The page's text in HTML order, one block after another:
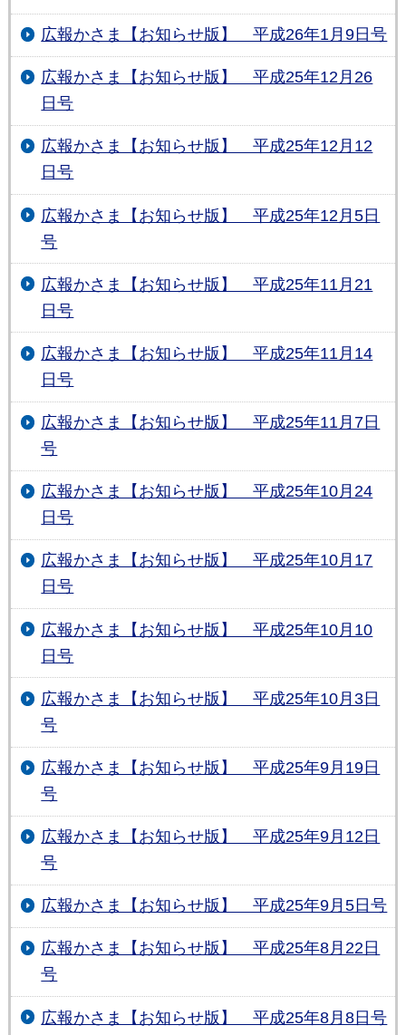
広報かさま【お知らせ版】 平成26年1月9日号
広報かさま【お知らせ版】 平成25年12月26
日号
広報かさま【お知らせ版】 平成25年12月12
日号
広報かさま【お知らせ版】 平成25年12月5日
号
広報かさま【お知らせ版】 平成25年11月21
日号
広報かさま【お知らせ版】 平成25年11月14
日号
広報かさま【お知らせ版】 平成25年11月7日
号
広報かさま【お知らせ版】 平成25年10月24
日号
広報かさま【お知らせ版】 平成25年10月17
日号
広報かさま【お知らせ版】 平成25年10月10
日号
広報かさま【お知らせ版】 平成25年10月3日
号
広報かさま【お知らせ版】 平成25年9月19日
号
広報かさま【お知らせ版】 平成25年9月12日
号
広報かさま【お知らせ版】 平成25年9月5日号
広報かさま【お知らせ版】 平成25年8月22日
号
広報かさま【お知らせ版】 平成25年8月8日号